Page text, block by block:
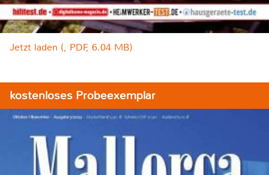
Jetzt laden (, PDF, 6.04 MB)
kostenloses Probeexemplar